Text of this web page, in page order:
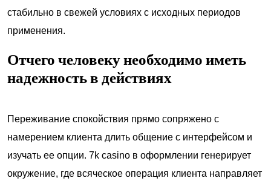
стабильно в свежей условиях с исходных периодов
применения.
Отчего человеку необходимо иметь
надежность в действиях
Переживание спокойствия прямо сопряжено с
намерением клиента длить общение с интерфейсом и
изучать ее опции. 7k casino в оформлении генерирует
окружение, где всяческое операция клиента направляет